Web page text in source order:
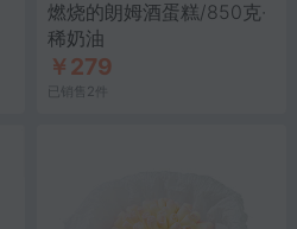
燃烧的朗姆酒蛋糕/850克·
稀奶油
￥279
已销售2件